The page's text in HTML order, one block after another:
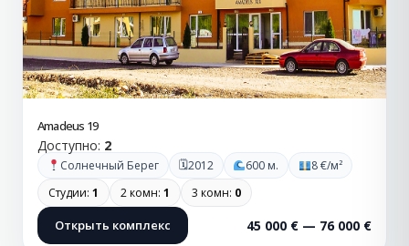
Amadeus 19
Доступно: 2
Солнечный Берег 🗓2012 600 м.
8 €/м²
Студии: 1 2 комн: 1 3 комн: 0
Открыть комплекс 45 000 € — 76 000 €